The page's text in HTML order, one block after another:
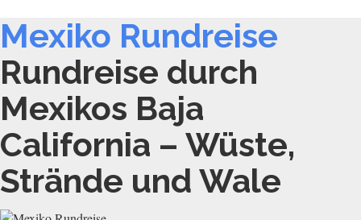
Mexiko Rundreise
Rundreise durch
Mexikos Baja
California – Wüste,
Strände und Wale